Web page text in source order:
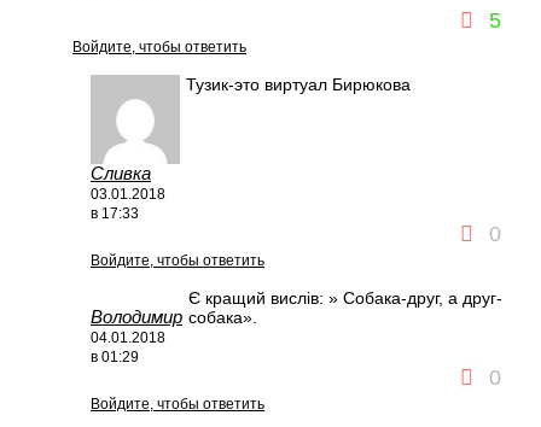
5
Войдите, чтобы ответить
Сливка
03.01.2018
в 17:33
Тузик-это виртуал Бирюкова
0
Войдите, чтобы ответить
Володимир
04.01.2018
в 01:29
Є кращий вислів: » Собака-друг, а друг-
собака».
0
Войдите, чтобы ответить